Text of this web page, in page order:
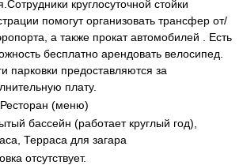
круглосуточной стойки
помогут организовать трансфер от/
а также прокат автомобилей . Есть
бесплатно арендовать велосипед.
парковки предоставляются за
плату.
(меню)
бассейн (работает круглый год),
Терраса для загара
отсутствует.